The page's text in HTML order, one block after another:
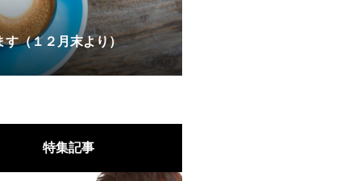
す（１２月末より）
特集記事